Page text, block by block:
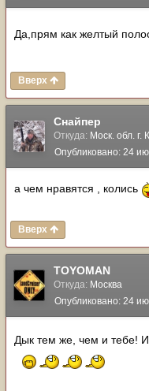
Да,прям как желтый
Вверх
Снайпер
Откуда: Моск. обл. г.
Опубликовано: 24
а чем нравятся , колись
Вверх
TOYOMAN
Откуда: Москва
Опубликовано: 24
Дык тем же, чем и